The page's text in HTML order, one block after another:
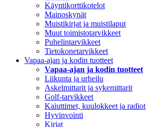
Käyntikorttikotelot
Mainoskynät
Muistikirjat ja muistilaput
Muut toimistotarvikkeet
Puhelintarvikkeet
Tietokonetarvikkeet
Vapaa-ajan ja kodin tuotteet
Vapaa-ajan ja kodin tuotteet
Liikunta ja urheilu
Askelmittarit ja sykemittarit
Golf-tarvikkeet
Kaiuttimet, kuulokkeet ja radiot
Hyvinvointi
Kirjat